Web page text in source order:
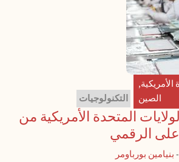
الأمريكية,
الصين
التكنولوجيات
المتحدة الأمريكية من
الرقمي
-بنيامين بورباومر